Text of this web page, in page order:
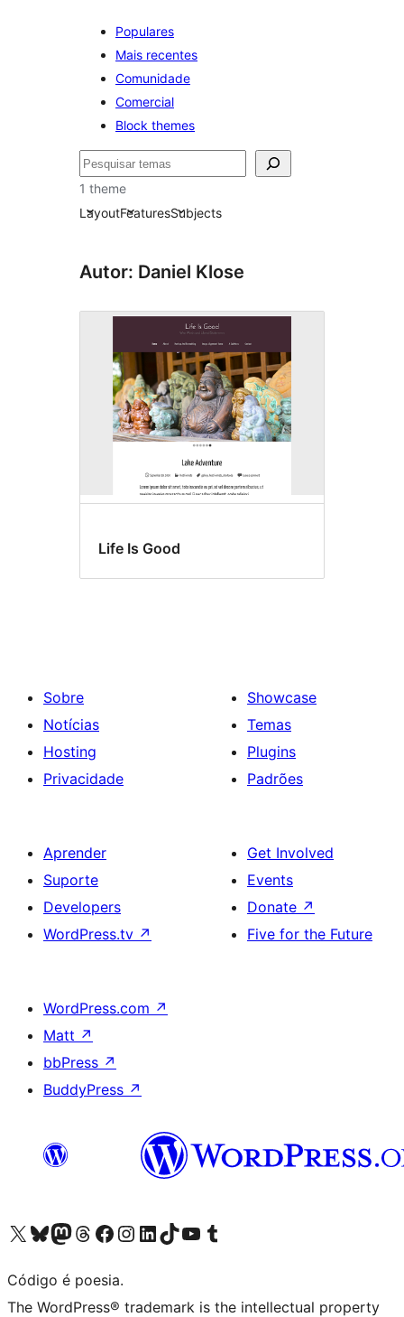
Populares
Mais recentes
Comunidade
Comercial
Block themes
Pesquisar
1 theme
LayoutFeaturesSubjects
Autor: Daniel Klose
Life Is Good
Sobre
Notícias
Hosting
Privacidade
Showcase
Temas
Plugins
Padrões
Aprender
Suporte
Developers
WordPress.tv ↗
Get Involved
Events
Donate ↗
Five for the Future
WordPress.com ↗
Matt ↗
bbPress ↗
BuddyPress ↗
Visite a nossa conta X (antigo Twitter)
Visit our Bluesky account
Visit our Mastodon account
Visit our Threads account
Visite a nossa página do Facebook
Visite a nossa conta no Instagram
Visite a nossa conta no LinkedIn
Visit our TikTok account
Visit our YouTube channel
Visit our Tumblr account
Código é poesia.
The WordPress® trademark is the intellectual property